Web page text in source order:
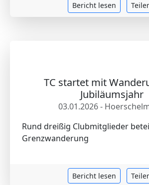
Bericht lesen
TC startet mit
Jubiläumsjahr
03.01.2026 -
Rund dreißig Clubmitglieder
Grenzwanderung
Bericht lesen